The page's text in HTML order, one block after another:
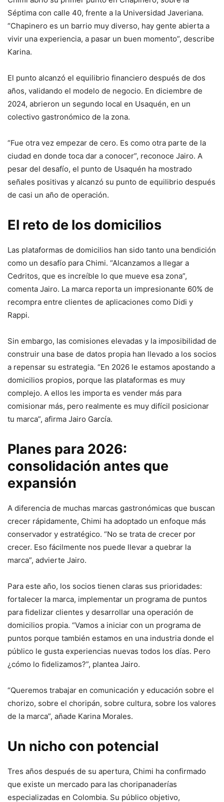
Séptima con calle 40, frente a la Universidad Javeriana.
“Chapinero es un barrio muy diverso, hay gente abierta a
vivir una experiencia, a pasar un buen momento”, describe
Karina.
El punto alcanzó el equilibrio financiero después de dos
años, validando el modelo de negocio. En diciembre de
2024, abrieron un segundo local en Usaquén, en un
colectivo gastronómico de la zona.
“Fue otra vez empezar de cero. Es como otra parte de la
ciudad en donde toca dar a conocer”, reconoce Jairo. A
pesar del desafío, el punto de Usaquén ha mostrado
señales positivas y alcanzó su punto de equilibrio después
de casi un año de operación.
El reto de los domicilios
Las plataformas de domicilios han sido tanto una bendición
como un desafío para Chimi. “Alcanzamos a llegar a
Cedritos, que es increíble lo que mueve esa zona”,
comenta Jairo. La marca reporta un impresionante 60% de
recompra entre clientes de aplicaciones como Didi y
Rappi.
Sin embargo, las comisiones elevadas y la imposibilidad de
construir una base de datos propia han llevado a los socios
a repensar su estrategia. “En 2026 le estamos apostando a
domicilios propios, porque las plataformas es muy
complejo. A ellos les importa es vender más para
comisionar más, pero realmente es muy difícil posicionar
tu marca”, afirma Jairo García.
Planes para 2026:
consolidación antes que
expansión
A diferencia de muchas marcas gastronómicas que buscan
crecer rápidamente, Chimi ha adoptado un enfoque más
conservador y estratégico. “No se trata de crecer por
crecer. Eso fácilmente nos puede llevar a quebrar la
marca”, advierte Jairo.
Para este año, los socios tienen claras sus prioridades:
fortalecer la marca, implementar un programa de puntos
para fidelizar clientes y desarrollar una operación de
domicilios propia. “Vamos a iniciar con un programa de
puntos porque también estamos en una industria donde el
público le gusta experiencias nuevas todos los días. Pero
¿cómo lo fidelizamos?”, plantea Jairo.
“Queremos trabajar en comunicación y educación sobre el
chorizo, sobre el choripán, sobre cultura, sobre los valores
de la marca”, añade Karina Morales.
Un nicho con potencial
Tres años después de su apertura, Chimi ha confirmado
que existe un mercado para las choripanaderías
especializadas en Colombia. Su público objetivo,